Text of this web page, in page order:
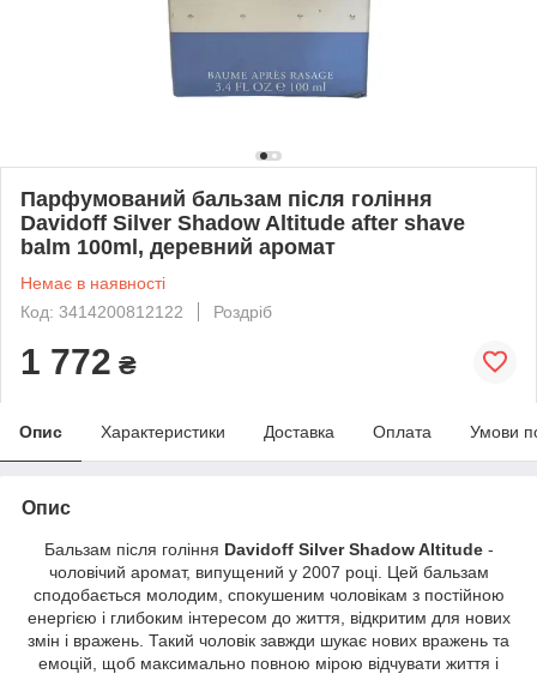
Парфумований бальзам після гоління
Davidoff Silver Shadow Altitude after shave
balm 100ml, деревний аромат
Немає в наявності
Код: 3414200812122
Роздріб
1 772 ₴
Опис Характеристики Доставка Оплата Умови
Опис
Бальзам після гоління Davidoff Silver Shadow Altitude -
чоловічий аромат, випущений у 2007 році. Цей бальзам
сподобається молодим, спокушеним чоловікам з постійною
енергією і глибоким інтересом до життя, відкритим для нових
змін і вражень. Такий чоловік завжди шукає нових вражень та
емоцій, щоб максимально повною мірою відчувати життя і